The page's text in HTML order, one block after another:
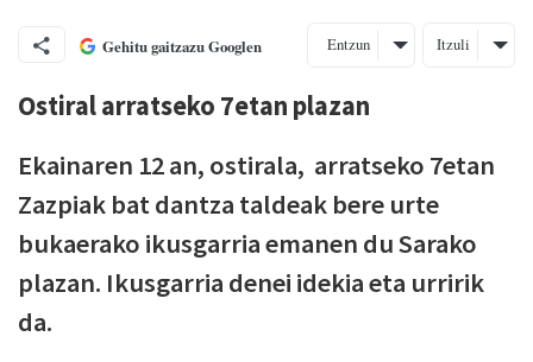
Gehitu gaitzazu Googlen Entzun Itzuli
Ostiral arratseko 7etan plazan
Ekainaren 12 an, ostirala, arratseko 7etan
Zazpiak bat dantza taldeak bere urte
bukaerako ikusgarria emanen du Sarako
plazan. Ikusgarria denei idekia eta urririk
da.